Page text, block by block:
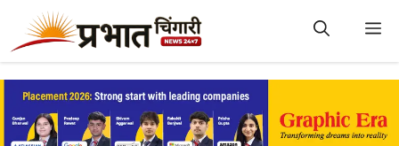
content